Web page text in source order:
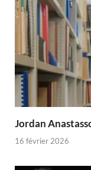
Jordan
16 février 2026